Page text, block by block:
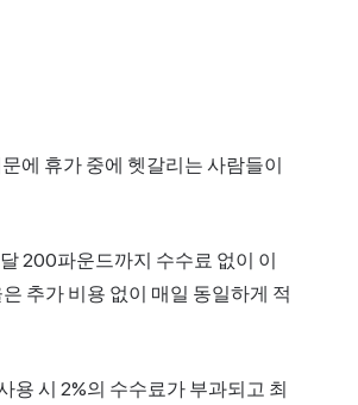
에 휴가 중에 헷갈리는 사람들이
200파운드까지 수수료 없이 이
추가 비용 없이 매일 동일하게 적
용 시 2%의 수수료가 부과되고 최